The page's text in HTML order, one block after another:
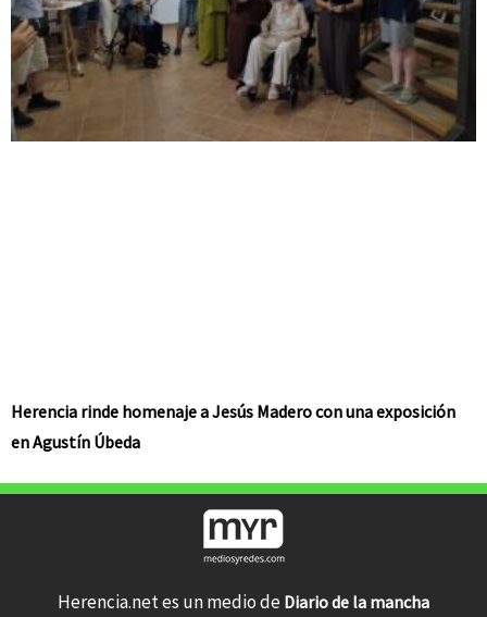
Herencia rinde homenaje a Jesús Madero con una exposición
en Agustín Úbeda
Herencia.net es un medio de Diario de la mancha